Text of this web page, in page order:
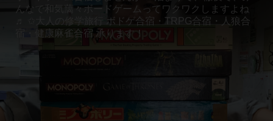
んなで和気藹々ボードゲームってワクワクしますよね
♬ ✩大人の修学旅行 ボドゲ合宿・TRPG合宿・人狼合
宿・健康麻雀合宿 承ります！